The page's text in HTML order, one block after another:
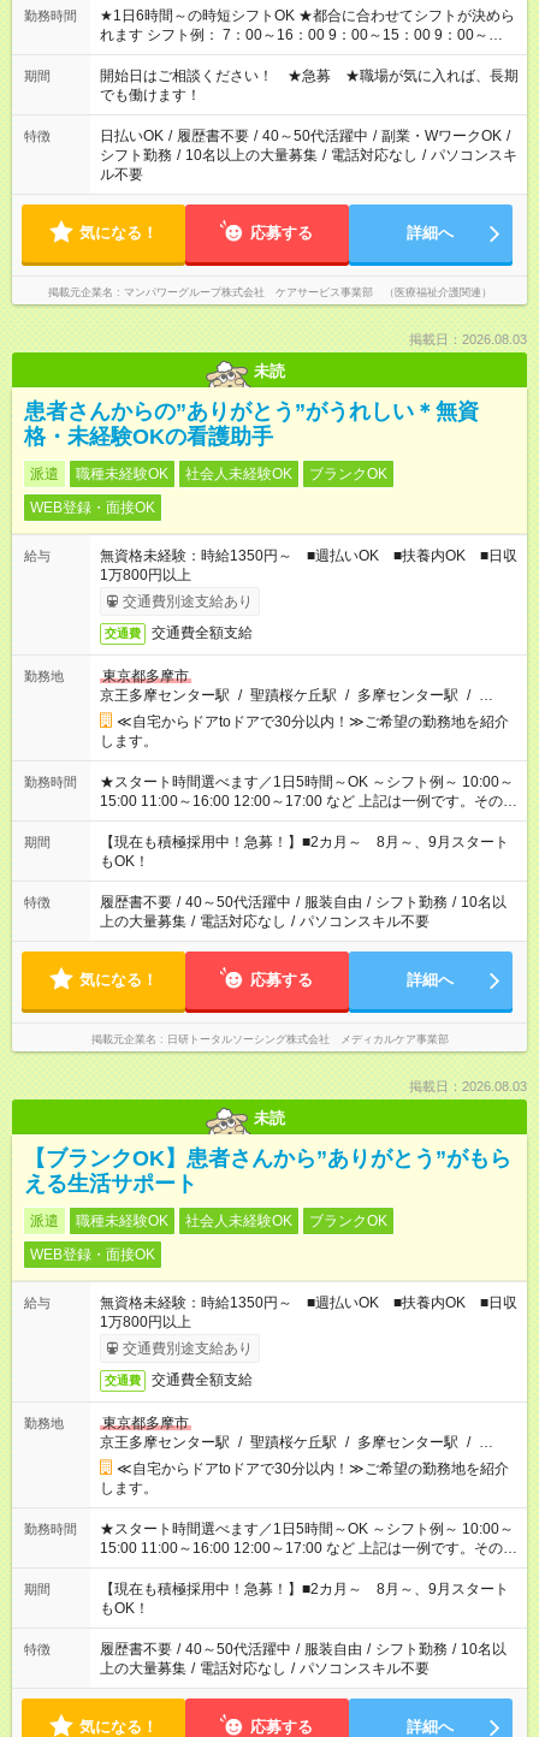
勤務時間
★1日6時間～の時短シフトOK ★都合に合わせてシフトが決めら
れます シフト例： 7：00～16：00 9：00～15：00 9：00～
18：00 11：00～20：00 など ※Wワークの場合、他のお仕事と
合わせ週40時間超の就業はご案内できません ※法令に基づき、
週20時間以上勤務は社会保険への加入対象となります ※労働者
派遣法（日雇い派遣の原則禁止）により、短時間・短期間の就
業はご案内が難しい場合があります
期間
開始日はご相談ください！ ★急募 ★職場が気に入れば、長期
でも働けます！
特徴 日払いOK / 履歴書不要 / 40～50代活躍中 / 副業・WワークOK /
シフト勤務 / 10名以上の大量募集 / 電話対応なし / パソコンスキ
ル不要
気になる！ 応募する 詳細へ
掲載元企業名 マンパワーグループ株式会社 ケアサービス事業部 （医療福祉介護関連）
掲載日：2026.08.03
未読
患者さんからの”ありがとう”がうれしい＊無資
格・未経験OKの看護助手
派遣 職種未経験OK 社会人未経験OK
ブランクOK
WEB登録・面接OK
給与
無資格未経験：時給1350円～ ■週払いOK ■扶養内OK ■日収
1万800円以上
交通費別途支給あり
交通費 交通費全額支給
勤務地
東京都多摩市
京王多摩センター駅 / 聖蹟桜ケ丘駅 / 多摩センター駅 / …
≪自宅からドアtoドアで30分以内！≫ご希望の勤務地を紹介
します。
勤務時間
★スタート時間選べます／1日5時間～OK ～シフト例～ 10:00～
15:00 11:00～16:00 12:00～17:00 など 上記は一例です。その他
シフトもご相談ください。 ※Wワークの場合当社と合わせて法
定労働時間が週40時間を超えなければOKです。
期間
【現在も積極採用中！急募！】■2カ月～ 8月～、9月スタート
もOK！
特徴 履歴書不要 / 40～50代活躍中 / 服装自由 / シフト勤務 / 10名以
上の大量募集 / 電話対応なし / パソコンスキル不要
気になる！ 応募する 詳細へ
掲載元企業名 日研トータルソーシング株式会社 メディカルケア事業部
掲載日：2026.08.03
未読
【ブランクOK】患者さんから”ありがとう”がもら
える生活サポート
派遣 職種未経験OK 社会人未経験OK
ブランクOK
WEB登録・面接OK
給与
無資格未経験：時給1350円～ ■週払いOK ■扶養内OK ■日収
1万800円以上
交通費別途支給あり
交通費 交通費全額支給
勤務地
東京都多摩市
京王多摩センター駅 / 聖蹟桜ケ丘駅 / 多摩センター駅 / …
≪自宅からドアtoドアで30分以内！≫ご希望の勤務地を紹介
します。
勤務時間
★スタート時間選べます／1日5時間～OK ～シフト例～ 10:00～
15:00 11:00～16:00 12:00～17:00 など 上記は一例です。その他
シフトもご相談ください。 ※Wワークの場合当社と合わせて法
定労働時間が週40時間を超えなければOKです。
期間
【現在も積極採用中！急募！】■2カ月～ 8月～、9月スタート
もOK！
特徴 履歴書不要 / 40～50代活躍中 / 服装自由 / シフト勤務 / 10名以
上の大量募集 / 電話対応なし / パソコンスキル不要
気になる！ 応募する 詳細へ